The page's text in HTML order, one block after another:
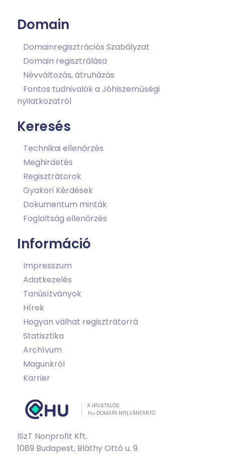
Domain
Domainregisztrációs Szabályzat
Domain regisztrálása
Névváltozás, átruházás
Fontos tudnivalók a Jóhiszeműségi
nyilatkozatról
Keresés
Technikai ellenőrzés
Meghirdetés
Regisztrátorok
Gyakori Kérdések
Dokumentum minták
Foglaltság ellenőrzés
Információ
Impresszum
Adatkezelés
Tanúsítványok
Hírek
Hogyan válhat regisztrátorrá
Statisztika
Archívum
Magunkról
Karrier
A HIVATALOS
.hu DOMAIN NYILVÁNTARTÓ
ISzT Nonprofit Kft.
1089 Budapest, Bláthy Ottó u. 9.